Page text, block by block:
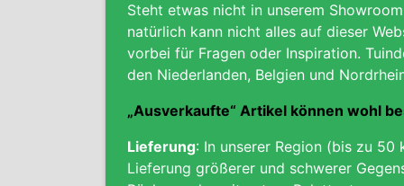
Steht etwas nicht in unserem
natürlich kann nicht alles auf dieser
vorbei für Fragen oder Inspiration.
den Niederlanden, Belgien und
„Ausverkaufte“ Artikel können wohl
Lieferung: In unserer Region (bis zu
Lieferung größerer und schwerer